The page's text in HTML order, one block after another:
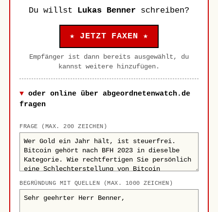
Du willst Lukas Benner schreiben?
★ JETZT FAXEN ★
Empfänger ist dann bereits ausgewählt, du
kannst weitere hinzufügen.
oder online über abgeordnetenwatch.de
fragen
FRAGE (MAX. 200 ZEICHEN)
BEGRÜNDUNG MIT QUELLEN (MAX. 1000 ZEICHEN)